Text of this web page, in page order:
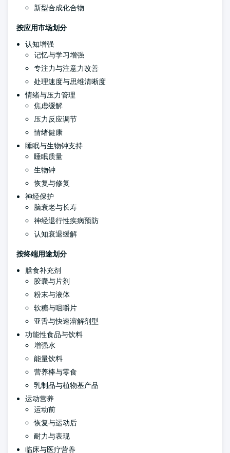
新型合成化合物
按应用市场划分
认知增强
记忆与学习增强
专注力与注意力改善
处理速度与思维清晰度
情绪与压力管理
焦虑缓解
压力反应调节
情绪健康
睡眠与生物钟支持
睡眠质量
生物钟
恢复与修复
神经保护
脑衰老与长寿
神经退行性疾病预防
认知衰退缓解
按终端用途划分
膳食补充剂
胶囊与片剂
粉末与液体
软糖与咀嚼片
亚舌与快速溶解剂型
功能性食品与饮料
增强水
能量饮料
营养棒与零食
乳制品与植物基产品
运动营养
运动前
恢复与运动后
耐力与表现
临床与医疗营养